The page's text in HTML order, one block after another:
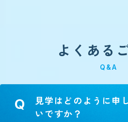
よくある
Q&A
Q
見学はどのように申
いですか？